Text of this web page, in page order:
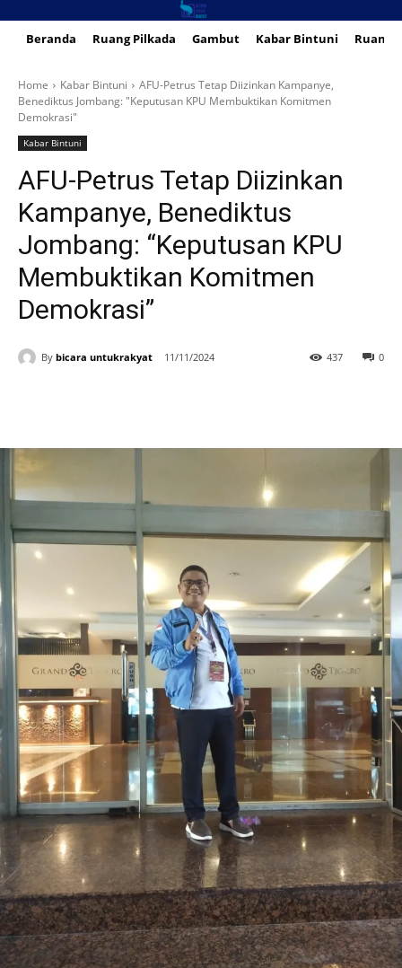
Beranda Ruang Pilkada Gambut Kabar Bintuni Ruang
Home Kabar Bintuni
AFU-Petrus Tetap Diizinkan Kampanye,
Benediktus Jombang: "Keputusan KPU Membuktikan Komitmen
Demokrasi"
Kabar Bintuni
AFU-Petrus Tetap Diizinkan
Kampanye, Benediktus
Jombang: “Keputusan KPU
Membuktikan Komitmen
Demokrasi”
By bicara untukrakyat 11/11/2024 0
437